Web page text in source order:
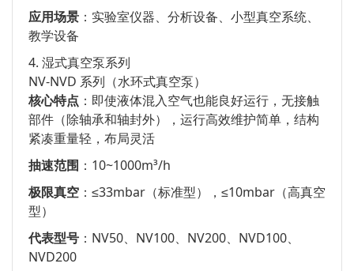
应用场景 ：实验室仪器、分析设备、小型真空系统、
教学设备
4. 湿式真空泵系列
NV-NVD 系列（水环式真空泵）
核心特点 ：即使液体混入空气也能良好运行，无接触
部件（除轴承和轴封外），运行高效维护简单，结构
紧凑重量轻，布局灵活
抽速范围 ：10~1000m³/h
极限真空 ：≤33mbar（标准型），≤10mbar（高真空
型）
代表型号 ：NV50、NV100、NV200、NVD100、
NVD200